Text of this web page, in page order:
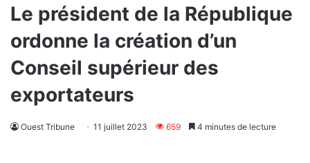
Le président de la République
ordonne la création d’un
Conseil supérieur des
exportateurs
Ouest Tribune 11 juillet 2023 659 4 minutes de lecture